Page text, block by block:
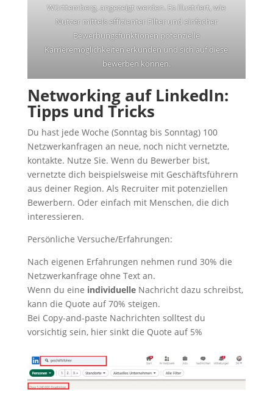
Württemberg, angezeigt werden. Es illustriert, wie
Nutzer mittels effizienter Filter und einfacher
Bewerbungsfunktionen potenzielle
Karrieremöglichkeiten erkunden und sich auf diese
bewerben können.
Networking auf LinkedIn:
Tipps und Tricks
Du hast jede Woche (Sonntag bis Sonntag) 100
Netzwerkanfragen an neue, noch nicht vernetzte,
kontakte. Nutze Sie. Wenn du Bewerber bist,
vernetzte dich beispielsweise mit Geschäftsführern
aus deiner Region. Als Recruiter mit potenziellen
Bewerbern. Oder einfach mit Menschen, die dich
interessieren.
Persönliche Versuche/Erfahrungen:
Nach eigenen Erfahrungen nehmen rund 30% die
Netzwerkanfrage ohne Text an.
Wenn du eine individuelle Nachricht dazu schreibst,
kann die Quote auf 70% steigen.
Bei Copy-and-paste Nachrichten solltest du
vorsichtig sein, hier sinkt die Quote auf 5%